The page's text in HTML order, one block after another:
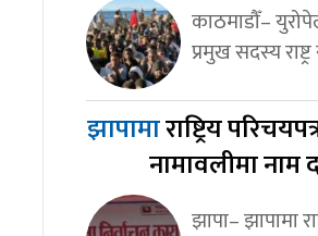
काठमाडौँ–
प्रमुख सदस्य
झापामाराष्ट्रिय
नामावलीमा नाम
झापा– झापामा